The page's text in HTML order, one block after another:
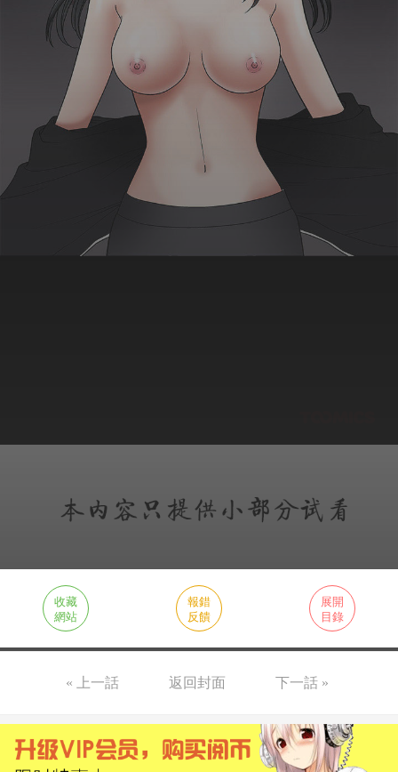
收藏
網站
報錯
反饋
展開
目錄
« 上一話 返回封面 下一話 »